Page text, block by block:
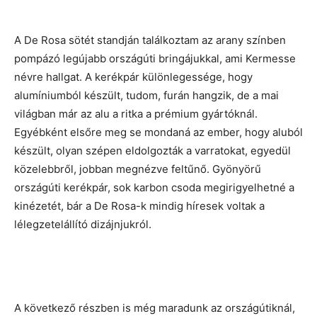
A De Rosa sötét standján találkoztam az arany színben
pompázó legújabb országúti bringájukkal, ami Kermesse
névre hallgat. A kerékpár különlegessége, hogy
alumíniumból készült, tudom, furán hangzik, de a mai
világban már az alu a ritka a prémium gyártóknál.
Egyébként elsőre meg se mondaná az ember, hogy aluból
készült, olyan szépen eldolgozták a varratokat, egyedül
közelebbről, jobban megnézve feltűnő. Gyönyörű
országúti kerékpár, sok karbon csoda megirigyelhetné a
kinézetét, bár a De Rosa-k mindig híresek voltak a
lélegzetelállító dizájnjukról.
A következő részben is még maradunk az országútiknál,